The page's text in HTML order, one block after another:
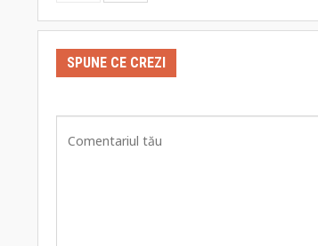
SPUNE CE CREZI